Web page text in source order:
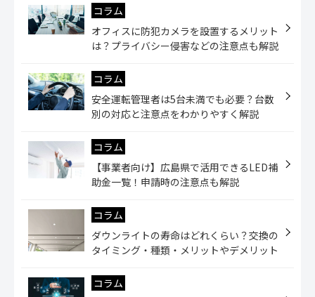
コラム
オフィスに防犯カメラを設置するメリット
は？プライバシー侵害などの注意点も解説
コラム
安全運転管理者は5台未満でも必要？台数
別の対応と注意点をわかりやすく解説
コラム
【事業者向け】広島県で活用できるLED補
助金一覧！申請時の注意点も解説
コラム
ダウンライトの寿命はどれくらい？交換の
タイミング・種類・メリットやデメリット
コラム